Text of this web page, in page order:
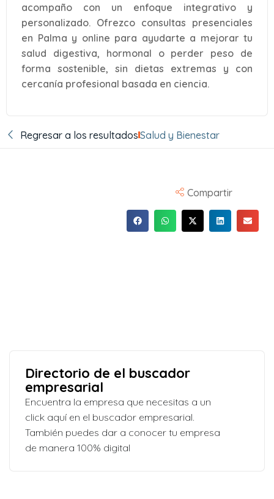
acompaño con un enfoque integrativo y
personalizado. Ofrezco consultas presenciales
en Palma y online para ayudarte a mejorar tu
salud digestiva, hormonal o perder peso de
forma sostenible, sin dietas extremas y con
cercanía profesional basada en ciencia.
Regresar a los resultadosSalud y Bienestar
Compartir
Directorio de el buscador
empresarial
Encuentra la empresa que necesitas a un
click aquí en el buscador empresarial.
También puedes dar a conocer tu empresa
de manera 100% digital